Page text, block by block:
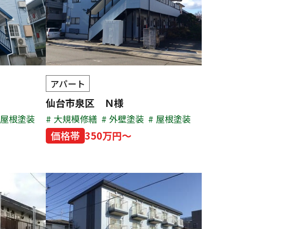
屋根塗装
アパート
仙台市泉区 Ｎ様
大規模修繕 外壁塗装 屋根塗装
価格帯 350万円～